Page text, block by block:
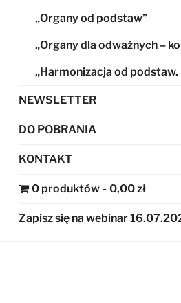
„Organy od podstaw”
„Organy dla odważnych –
„Harmonizacja od podstaw.
NEWSLETTER
DO POBRANIA
KONTAKT
0 produktów 0,00 zł
Zapisz się na webinar